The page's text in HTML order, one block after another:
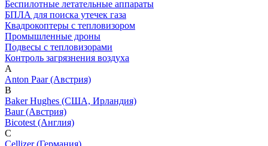
Беспилотные летательные аппараты
БПЛА для поиска утечек газа
Квадрокоптеры с тепловизором
Промышленные дроны
Подвесы с тепловизорами
Контроль загрязнения воздуха
A
Anton Paar (Австрия)
B
Baker Hughes (США, Ирландия)
Baur (Австрия)
Bicotest (Англия)
C
Cellizer (Германия)